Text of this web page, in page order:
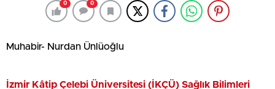
0 0
Muhabir- Nurdan Ünlüoğlu
İzmir Kâtip Çelebi Üniversitesi (İKÇÜ) Sağlık Bilimleri